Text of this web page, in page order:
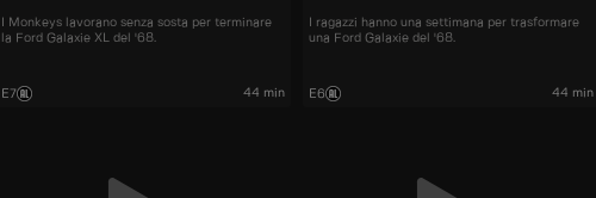
I Monkeys lavorano senza sosta per terminare
la Ford Galaxie XL del '68.
E7 44 min
I ragazzi hanno una settimana per trasformare
una Ford Galaxie del '68.
E6 44 min